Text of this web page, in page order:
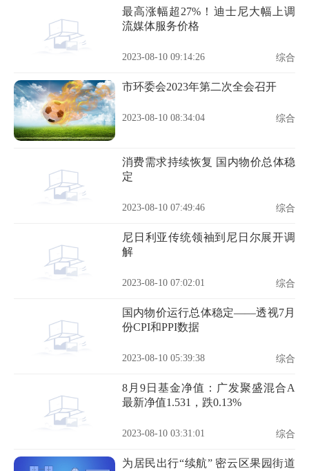
最高涨幅超27%！迪士尼大幅上调
流媒体服务价格
2023-08-10 09:14:26 综合
市环委会2023年第二次全会召开
2023-08-10 08:34:04 综合
消费需求持续恢复 国内物价总体稳
定
2023-08-10 07:49:46 综合
尼日利亚传统领袖到尼日尔展开调
解
2023-08-10 07:02:01 综合
国内物价运行总体稳定——透视7月
份CPI和PPI数据
2023-08-10 05:39:38 综合
8月9日基金净值：广发聚盛混合A
最新净值1.531，跌0.13%
2023-08-10 03:31:01 综合
为居民出行“续航” 密云区果园街道